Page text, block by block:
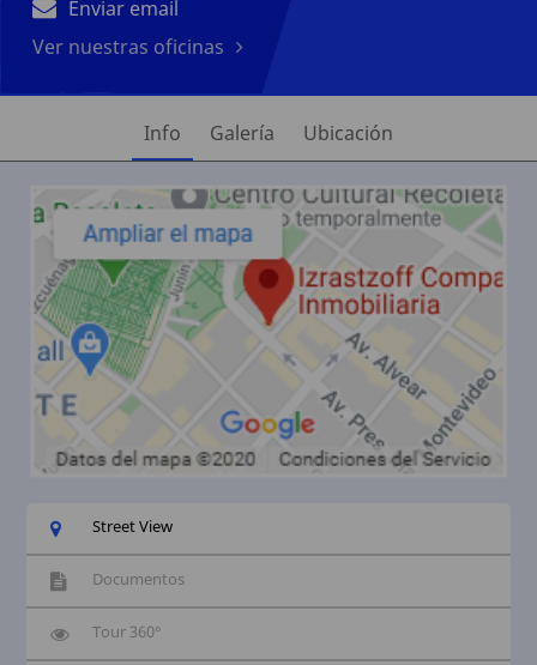
Enviar email
Ver nuestras oficinas
Info Galería Ubicación
Street View
Documentos
Tour 360°